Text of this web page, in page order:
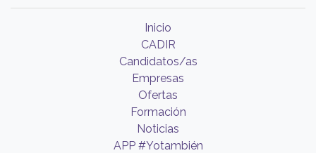
Inicio
CADIR
Candidatos/as
Empresas
Ofertas
Formación
Noticias
APP #Yotambién